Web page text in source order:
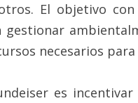
El objetivo
gestionar
necesarios para
es